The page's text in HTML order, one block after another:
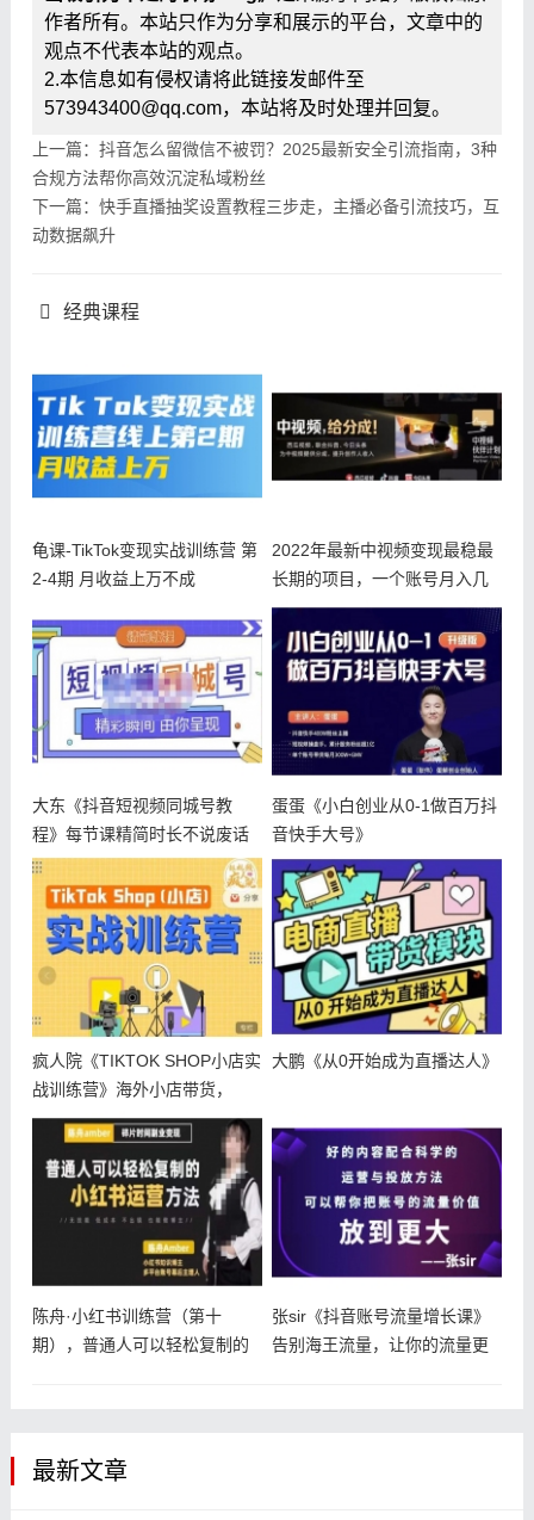
作者所有。本站只作为分享和展示的平台，文章中的
观点不代表本站的观点。
2.本信息如有侵权请将此链接发邮件至
573943400@qq.com，本站将及时处理并回复。
上一篇：抖音怎么留微信不被罚？2025最新安全引流指南，3种
合规方法帮你高效沉淀私域粉丝
下一篇：快手直播抽奖设置教程三步走，主播必备引流技巧，互
动数据飙升
经典课程
龟课-TikTok变现实战训练营 第
2-4期 月收益上万不成
2022年最新中视频变现最稳最
长期的项目，一个账号月入几
万很
大东《抖音短视频同城号教
程》每节课精简时长不说废话
蛋蛋《小白创业从0-1做百万抖
音快手大号》
疯人院《TIKTOK SHOP小店实
战训练营》海外小店带货，
大鹏《从0开始成为直播达人》
陈舟·小红书训练营（第十
期），普通人可以轻松复制的
张sir《抖音账号流量增长课》
告别海王流量，让你的流量更
最新文章